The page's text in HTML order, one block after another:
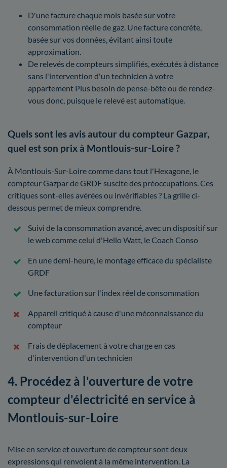
D'une facture chaque mois basée sur votre
consommation réelle de gaz. Une facture concrète,
basée sur vos données, évitant ainsi toute
approximation.
De relevés de compteurs simplifiés, exécutés à distance
sans l'intervention d'un technicien à votre
appartement Plus besoin de pense-bête ou de rendez-
vous donc, puisque le relevé est automatique.
Quels sont les avis autour du compteur Gazpar,
quel est son prix à Montlouis-sur-Loire ?
À Montlouis-Sur-Loire comme dans tout l'Hexagone, le
compteur Gazpar de GRDF suscite des préoccupations. Ces
critiques sont-elles avérées ou invérifiables ? La grille ci-
dessous permet de mieux comprendre.
Suivi de la consommation avancé, avec un dispositif sur
le web comme celui d'Hello Watt, le Coach Conso
En une demi-heure, le montage efficace du spécialiste
GRDF
Une facturation sur l'index réel de consommation
Appareil critiqué à cause d'une méconnaissance du
compteur
Frais de déplacement à votre charge en cas
d'intervention d'un technicien
4. Procédez à l'ouverture de votre
compteur d'électricité en service à
Montlouis-sur-Loire
Mise en service et ouverture de compteur sont deux
expressions qui renvoient à la même intervention. La